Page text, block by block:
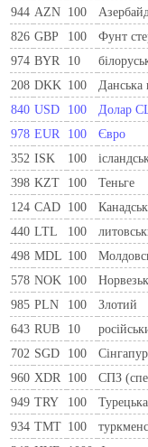
944 AZN 100
826 GBP 100 Фунт
974 BYR 10
208 DKK 100 Данська
840 USD 100 Долар
978 EUR 100 Євро
352 ISK 100
398 KZT 100 Теньге
124 CAD 100
440 LTL 100
498 MDL 100
578 NOK 100
985 PLN 100 Злотий
643 RUB 10
702 SGD 100
960 XDR 100 СПЗ
949 TRY 100
934 TMT 100